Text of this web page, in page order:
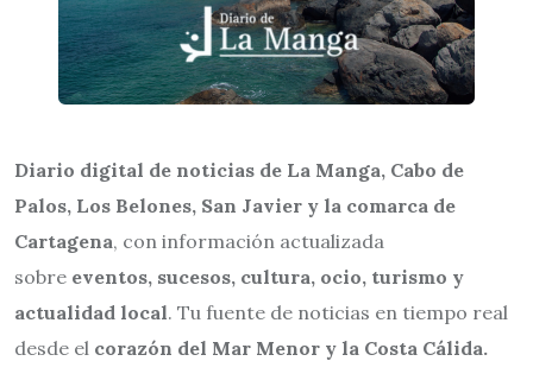
Diario digital de noticias de La Manga, Cabo de
Palos, Los Belones, San Javier y la comarca de
Cartagena, con información actualizada
sobre eventos, sucesos, cultura, ocio, turismo y
actualidad local. Tu fuente de noticias en tiempo real
desde el corazón del Mar Menor y la Costa Cálida.